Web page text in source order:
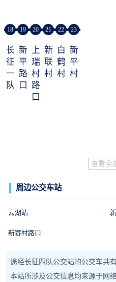
18
长
征
一
队
19
新
平
路
口
20
上
瑞
村
路
口
21
新
联
村
22
白
鹤
村
23
新
平
村
查看全
周边公交车站
云湖站
新赛村路口
途经长征四队公交站的公交车共
本站所涉及公交信息均来源于网